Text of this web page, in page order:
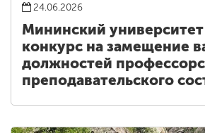
24.06.2026
Мининский
конкурс на замещение
должностей
преподавательского